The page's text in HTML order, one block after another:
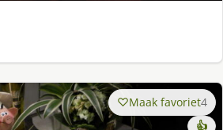
Maak favoriet4
👍